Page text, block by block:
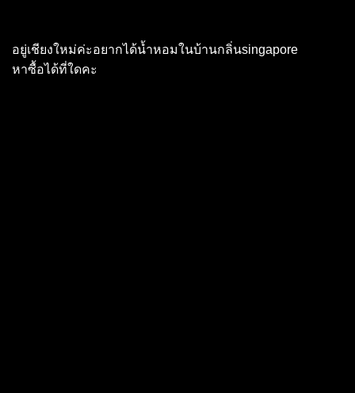
อยู่เชียงใหม่ค่ะอยากได้น้ำหอมในบ้านกลิ่นsingapore
หาซื้อได้ที่ใดคะ